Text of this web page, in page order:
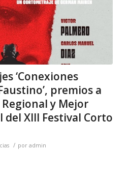
‘Conexiones
premios a
y Mejor
del XIII Festival Corto
/ por admin